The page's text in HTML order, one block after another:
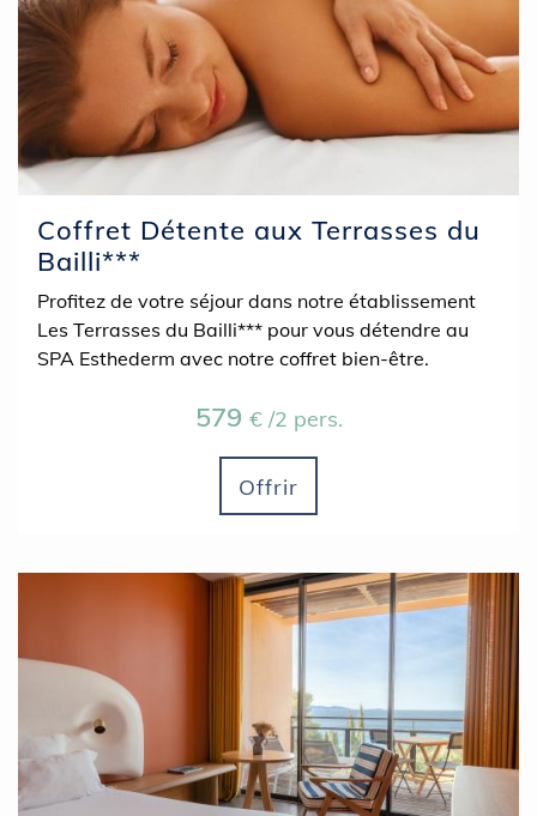
Coffret Détente aux Terrasses du
Bailli***
Profitez de votre séjour dans notre établissement
Les Terrasses du Bailli*** pour vous détendre au
SPA Esthederm avec notre coffret bien-être.
579 € /2 pers.
Offrir